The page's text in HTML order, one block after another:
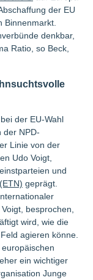
der EU
Binnenmarkt.
denkbar,
Ratio, so Beck,
der EU-Wahl
der NPD-
Linie von der
Udo Voigt,
und
geprägt.
besprochen,
wird, wie die
agieren könne.
ein wichtiger
Junge